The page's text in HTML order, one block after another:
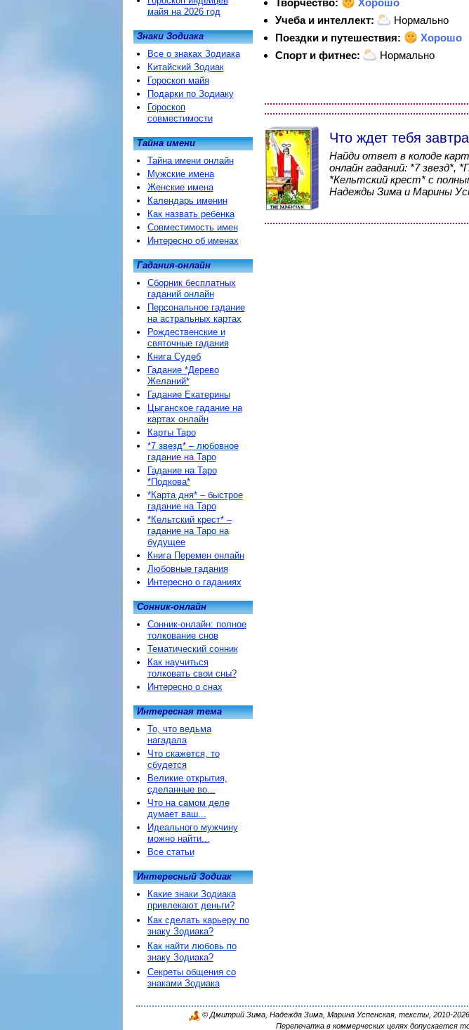
Творчество:
Хорошо
Учеба и интеллект:
Нормально
Поездки и путешествия:
Хорошо
Спорт и фитнес:
Нормально
Что ждет тебя
Найди ответ в колоде
онлайн гаданий: *7 звезд*,
*Кельтский крест* с
Надежды Зима и Марины
майя на 2026 год
Знаки Зодиака
Все о знаках Зодиака
Китайский Зодиак
Гороскоп майя
Подарки по Зодиаку
Гороскоп
совместимости
Тайна имени
Тайна имени онлайн
Мужские имена
Женские имена
Календарь именин
Как назвать ребенка
Совместимость имен
Интересно об именах
Гадания-онлайн
Сборник бесплатных
гаданий онлайн
Персональное гадание
на астральных картах
Рождественские и
святочные гадания
Книга Судеб
Гадание *Дерево
Желаний*
Гадание Екатерины
Цыганское гадание на
картах онлайн
Карты Таро
*7 звезд* – любовное
гадание на Таро
Гадание на Таро
*Подкова*
*Карта дня* – быстрое
гадание на Таро
*Кельтский крест* –
гадание на Таро на
будущее
Книга Перемен онлайн
Любовные гадания
Интересно о гаданиях
Сонник-онлайн
Сонник-онлайн: полное
толкование снов
Тематический сонник
Как научиться
толковать свои сны?
Интересно о снах
Интересная тема
То, что ведьма
нагадала
Что скажется, то
сбудется
Великие открытия,
сделанные во...
Что на самом деле
думает ваш...
Идеального мужчину
можно найти...
Все статьи
Интересный Зодиак
Какие знаки Зодиака
привлекают деньги?
Как сделать карьеру по
знаку Зодиака?
Как найти любовь по
знаку Зодиака?
Секреты общения со
знаками Зодиака
© Дмитрий Зима, Надежда Зима, Марина Успенская, тексты, 2010-
Перепечатка в коммерческих целях допускается